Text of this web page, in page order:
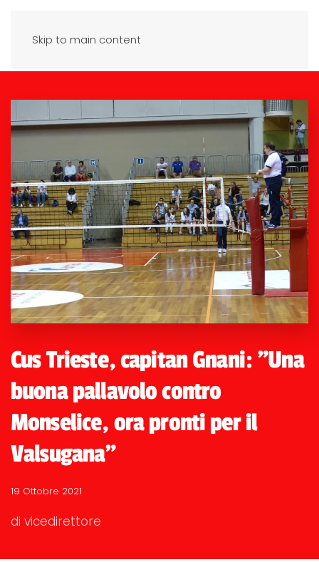
Skip to main content
Cus Trieste, capitan Gnani: "Una
buona pallavolo contro
Monselice, ora pronti per il
Valsugana"
19 Ottobre 2021
di vicedirettore